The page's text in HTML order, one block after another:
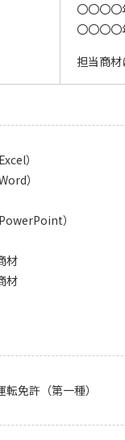
〇〇〇
〇〇〇
担当商
）
）
）
材
材
免許（第一種）